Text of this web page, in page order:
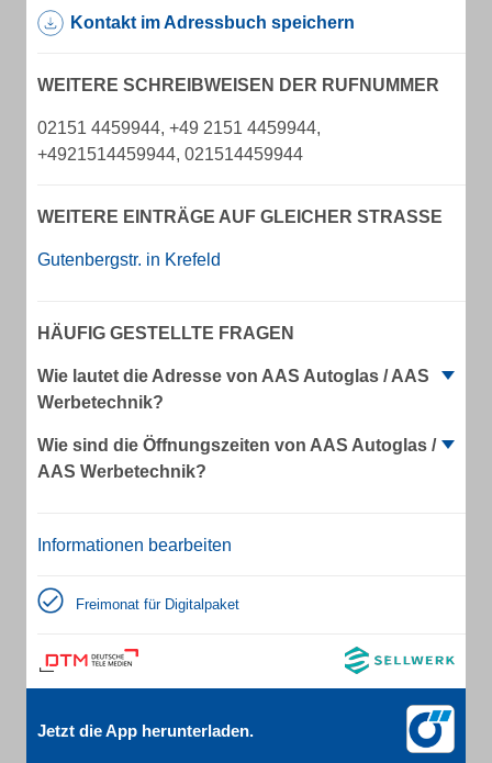
Kontakt im Adressbuch speichern
WEITERE SCHREIBWEISEN DER RUFNUMMER
02151 4459944, +49 2151 4459944,
+4921514459944, 021514459944
WEITERE EINTRÄGE AUF GLEICHER STRASSE
Gutenbergstr. in Krefeld
HÄUFIG GESTELLTE FRAGEN
Wie lautet die Adresse von AAS Autoglas / AAS
Werbetechnik?
Wie sind die Öffnungszeiten von AAS Autoglas /
AAS Werbetechnik?
Informationen bearbeiten
Freimonat für Digitalpaket
Jetzt die App herunterladen.